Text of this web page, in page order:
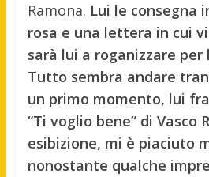
Ramona. Lui le consegna
rosa e una lettera in cui
sarà lui a roganizzare per
Tutto sembra andare
un primo momento, lui
“Ti voglio bene” di Vasco
esibizione, mi è piaciuto
nonostante qualche